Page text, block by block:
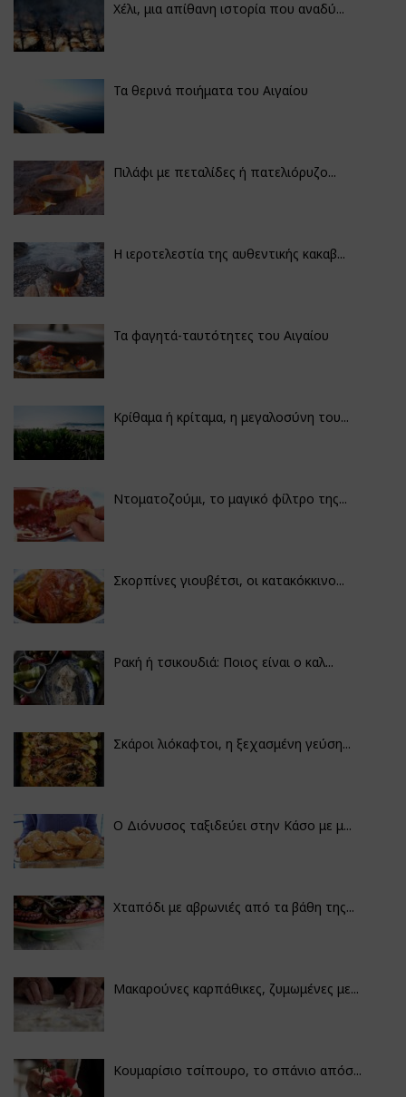
Χέλι, μια απίθανη ιστορία που αναδύ...
Τα θερινά ποιήματα του Αιγαίου
Πιλάφι με πεταλίδες ή πατελιόρυζο...
Η ιεροτελεστία της αυθεντικής κακαβ...
Τα φαγητά-ταυτότητες του Αιγαίου
Κρίθαμα ή κρίταμα, η μεγαλοσύνη του...
Ντοματοζούμι, το μαγικό φίλτρο της...
Σκορπίνες γιουβέτσι, οι κατακόκκινο...
Ρακή ή τσικουδιά: Ποιος είναι ο καλ...
Σκάροι λιόκαφτοι, η ξεχασμένη γεύση...
Ο Διόνυσος ταξιδεύει στην Κάσο με μ...
Χταπόδι με αβρωνιές από τα βάθη της...
Μακαρούνες καρπάθικες, ζυμωμένες με...
Κουμαρίσιο τσίπουρο, το σπάνιο απόσ...